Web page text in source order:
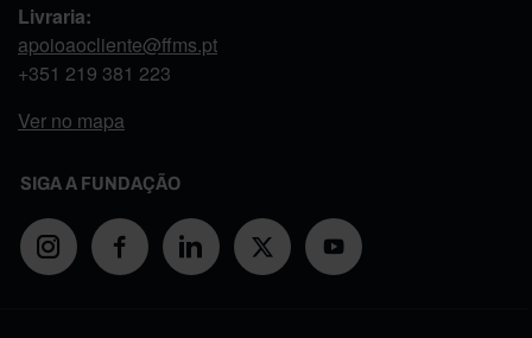
Livraria:
apoioaocliente@ffms.pt
+351 219 381 223
Ver no mapa
SIGA A FUNDAÇÃO